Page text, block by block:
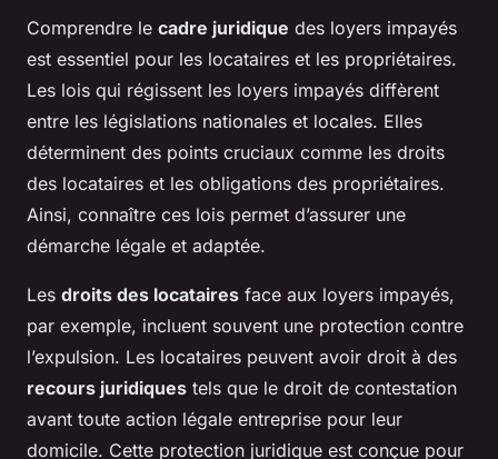
Comprendre le cadre juridique des loyers impayés
est essentiel pour les locataires et les propriétaires.
Les lois qui régissent les loyers impayés diffèrent
entre les législations nationales et locales. Elles
déterminent des points cruciaux comme les droits
des locataires et les obligations des propriétaires.
Ainsi, connaître ces lois permet d’assurer une
démarche légale et adaptée.
Les droits des locataires face aux loyers impayés,
par exemple, incluent souvent une protection contre
l’expulsion. Les locataires peuvent avoir droit à des
recours juridiques tels que le droit de contestation
avant toute action légale entreprise pour leur
domicile. Cette protection juridique est conçue pour